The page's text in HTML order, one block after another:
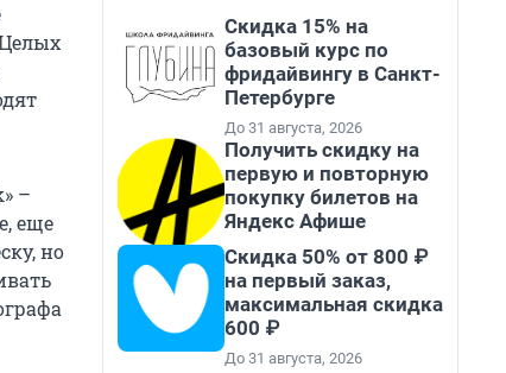
–
еще
но
Скидка 15% на
базовый курс по
фридайвингу в Санкт-
Петербурге
До 31 августа, 2026
Получить скидку на
первую и повторную
покупку билетов на
Яндекс Афише
Скидка 50% от 800 ₽
на первый заказ,
максимальная скидка
600 ₽
До 31 августа, 2026